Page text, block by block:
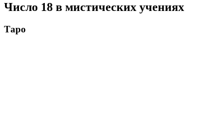
Число 18 в мистических учениях
Таро